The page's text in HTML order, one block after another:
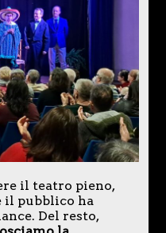
il teatro pieno,
il pubblico ha
Del resto,